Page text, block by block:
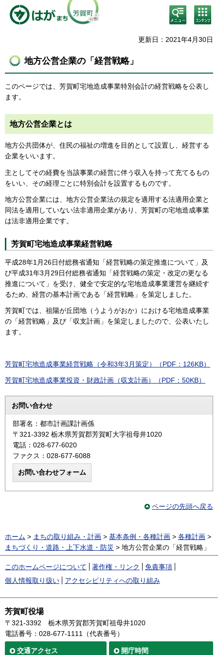
検
索・
メニ
コン
テン
ニュ
更新日：2021年4月30日
地方公営企業の「経営戦略」
このページでは、芳賀町宅地造成事業特別会計の経営戦略を公表し
ます。
地方公営企業とは
地方公共団体が、住民の福祉の増進を目的として設置し、経営する
企業をいいます。
主としてその経費を当該事業の経営に伴う収入を持って充てるもの
をいい、その経理ごとに特別会計を設置するものです。
地方公営企業には、地方公営企業法の規定を適用する法適用企業と
同法を適用していない法非適用企業があり、芳賀町の宅地造成事業
は法非適用企業です。
芳賀町宅地造成事業経営戦略
平成28年1月26日付総務省通知「経営戦略の策定推進について」及
び平成31年3月29日付総務省通知「経営戦略の策定・改定の更なる
推進について」を受け、健全で安定的な宅地造成事業運営を継続す
るため、経営の基本計画である「経営戦略」を策定しました。
芳賀町では、祖陽が丘団地（うようがおか）における宅地造成事業
の「経営戦略」及び「収支計画」を策定しましたので、公表いたし
ます。
芳賀町宅地造成事業経営戦略（令和3年3月策定）（PDF：126KB）
芳賀町宅地造成事業投資・財政計画（収支計画）（PDF：50KB）
お問い合わせ
部署名：都市計画課計画係
〒321-3392 栃木県芳賀郡芳賀町大字祖母井1020
電話：028-677-6020
ファクス：028-677-6088
ページの先頭へ戻る
ホーム > まちの取り組み・計画 > 基本条例・各種計画 > 各種計画 >
まちづくり・道路・上下水道・防災 > 地方公営企業の「経営戦略」
このホームページについて 著作権・リンク
免責事項
個人情報取り扱い
アクセシビリティへの取り組み
芳賀町役場
〒321-3392
栃木県芳賀郡芳賀町祖母井1020
電話番号：028-677-1111（代表番号）
交通アクセス 開庁時間